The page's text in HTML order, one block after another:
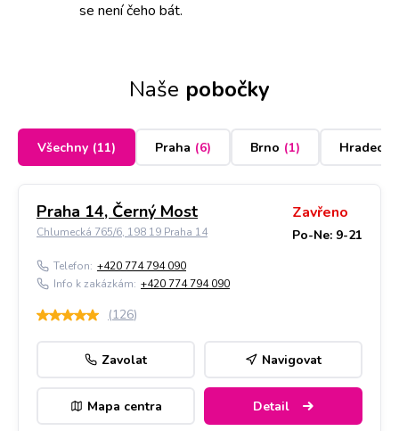
se není čeho bát.
Naše pobočky
Všechny (11) Praha (6) Brno (1) Hradec
Praha 14, Černý Most
Chlumecká 765/6, 198 19 Praha 14
Zavřeno
Po-Ne: 9-21
Telefon: +420 774 794 090
Info k zakázkám: +420 774 794 090
(126)
Zavolat Navigovat
Mapa centra Detail